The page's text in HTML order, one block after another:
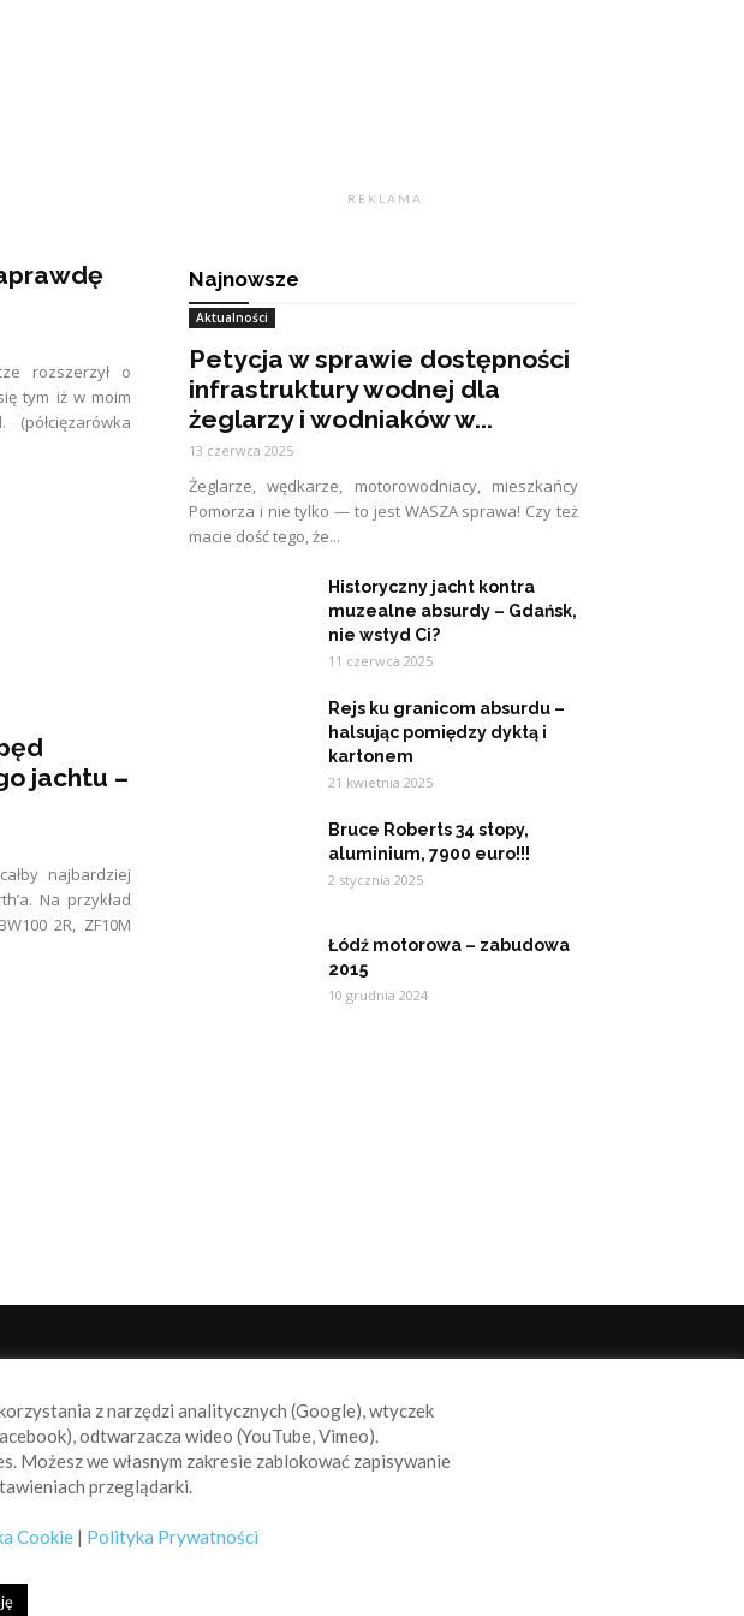
rozszerzył o
tym iż w moim
jachtu –
najbardziej
Na przykład
2R, ZF10M
R E K L A M A
Najnowsze
Aktualności
Petycja w sprawie dostępności
infrastruktury wodnej dla
żeglarzy i wodniaków w...
13 czerwca 2025
Żeglarze, wędkarze, motorowodniacy, mieszkańcy
Pomorza i nie tylko — to jest WASZA sprawa! Czy też
macie dość tego, że...
Historyczny jacht kontra
muzealne absurdy – Gdańsk,
nie wstyd Ci?
11 czerwca 2025
Rejs ku granicom absurdu –
halsując pomiędzy dyktą i
kartonem
21 kwietnia 2025
Bruce Roberts 34 stopy,
aluminium, 7900 euro!!!
2 stycznia 2025
Łódź motorowa – zabudowa
2015
10 grudnia 2024
aktualnych
i
z narzędzi analitycznych (Google), wtyczek
odtwarzacza wideo (YouTube, Vimeo).
we własnym zakresie zablokować zapisywanie
przeglądarki.
Cookie| Polityka Prywatności